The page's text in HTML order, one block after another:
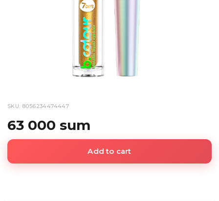
SKU: 8056234474447
63 000 sum
Add to cart